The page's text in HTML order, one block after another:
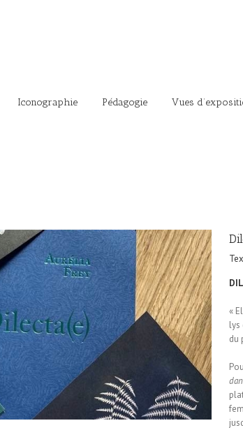
Iconographie Pédagogie Vues
«
lys
du